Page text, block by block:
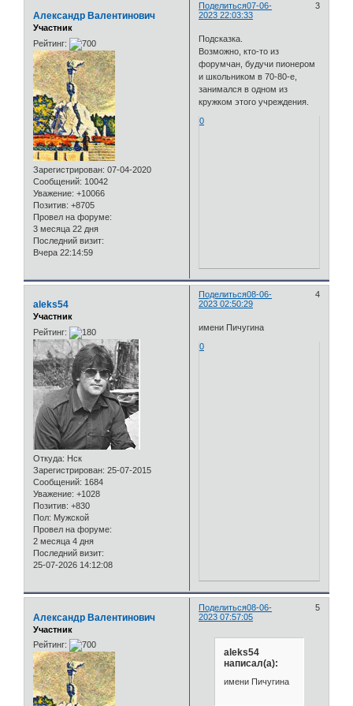
Поделиться 3
07-06-
2023 22:03:33
Александр Валентинович
Участник
Рейтинг:
Зарегистрирован: 07-04-2020
Сообщений: 10042
Уважение: +10066
Позитив: +8705
Провел на форуме:
3 месяца 22 дня
Последний визит:
Вчера 22:14:59
Подсказка.
Возможно, кто-то из
форумчан, будучи пионером
и школьником в 70-80-е,
занимался в одном из
кружком этого учреждения.
0
Поделиться 4
08-06-
2023 02:50:29
aleks54
Участник
Рейтинг:
Откуда: Нск
Зарегистрирован: 25-07-2015
Сообщений: 1684
Уважение: +1028
Позитив: +830
Пол: Мужской
Провел на форуме:
2 месяца 4 дня
Последний визит:
25-07-2026 14:12:08
имени Пичугина
0
Поделиться 5
08-06-
2023 07:57:05
Александр Валентинович
Участник
Рейтинг:
aleks54
написал(а):
имени Пичугина